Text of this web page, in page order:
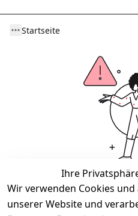
Startseite
Wir haben keine Artikel
Ihre
Wir verwenden Cookies
unserer Website und